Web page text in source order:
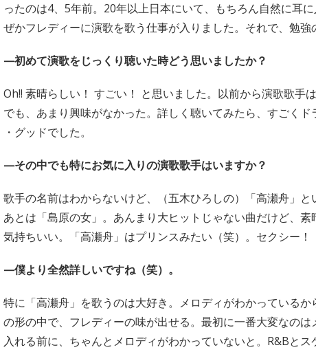
ったのは4、5年前。20年以上日本にいて、もちろん自然に耳
ぜかフレディーに演歌を歌う仕事が入りました。それで、勉強
—初めて演歌をじっくり聴いた時どう思いましたか？
Oh!! 素晴らしい！ すごい！ と思いました。以前から演歌歌手
でも、あまり興味がなかった。詳しく聴いてみたら、すごく
・グッドでした。
—その中でも特にお気に入りの演歌歌手はいますか？
歌手の名前はわからないけど、（五木ひろしの）「高瀬舟」と
あとは「島原の女」。あんまり大ヒットじゃない曲だけど、素
気持ちいい。「高瀬舟」はプリンスみたい（笑）。セクシー！
—僕より全然詳しいですね（笑）。
特に「高瀬舟」を歌うのは大好き。メロディがわかっている
の形の中で、フレディーの味が出せる。最初に一番大変なの
入れる前に、ちゃんとメロディがわかっていないと。R&Bと